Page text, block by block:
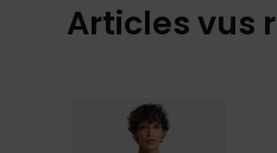
Articles vus